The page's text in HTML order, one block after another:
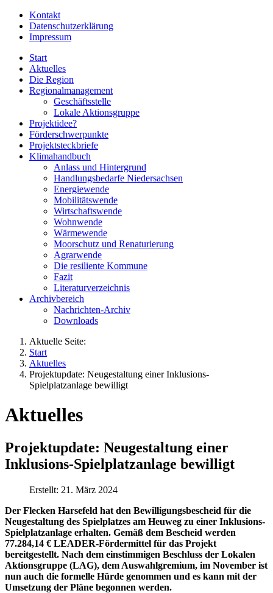
Kontakt
Datenschutzerklärung
Impressum
Start
Aktuelles
Die Region
Regionalmanagement
Geschäftsstelle
Lokale Aktionsgruppe
Projektidee?
Förderschwerpunkte
Projektsteckbriefe
Klimahandbuch
Anlass und Hintergrund
Handlungsbedarfe Niedersachsen
Energiewende
Mobilitätswende
Wirtschaftswende
Wohnwende
Wärmewende
Moorschutz und Renaturierung
Agrarwende
Die resiliente Kommune
Fazit
Literaturverzeichnis
Archivbereich
Nachrichten-Archiv
Downloads
Aktuelle Seite:
Start
Aktuelles
Projektupdate: Neugestaltung einer Inklusions-
Spielplatzanlage bewilligt
Aktuelles
Projektupdate: Neugestaltung einer
Inklusions-Spielplatzanlage bewilligt
Erstellt: 21. März 2024
Der Flecken Harsefeld hat den Bewilligungsbescheid für die
Neugestaltung des Spielplatzes am Heuweg zu einer Inklusions-
Spielplatzanlage erhalten. Gemäß dem Bescheid werden
77.284,14 € LEADER-Fördermittel für das Projekt
bereitgestellt. Nach dem einstimmigen Beschluss der Lokalen
Aktionsgruppe (LAG), dem Auswahlgremium, im November ist
nun auch die formelle Hürde genommen und es kann mit der
Umsetzung der Pläne begonnen werden.